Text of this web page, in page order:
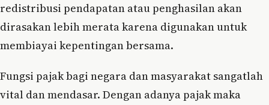
redistribusi pendapatan atau penghasilan akan
dirasakan lebih merata karena digunakan untuk
membiayai kepentingan bersama.
Fungsi pajak bagi negara dan masyarakat sangatlah
vital dan mendasar. Dengan adanya pajak maka